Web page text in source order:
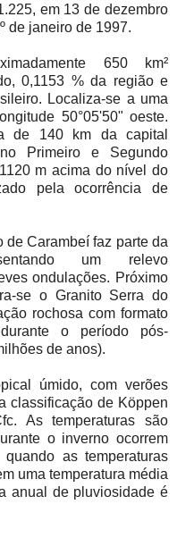
em 13 de dezembro
de janeiro de 1997.
650 km²
0,1153 % da região e
Localiza-se a uma
50°05'50" oeste.
de 140 km da capital
Primeiro e Segundo
m acima do nível do
pela ocorrência de
Carambeí faz parte da
um relevo
ondulações. Próximo
se o Granito Serra do
rochosa com formato
o período pós-
de anos).
úmido, com verões
classificação de Köppen
As temperaturas são
o inverno ocorrem
as temperaturas
uma temperatura média
anual de pluviosidade é